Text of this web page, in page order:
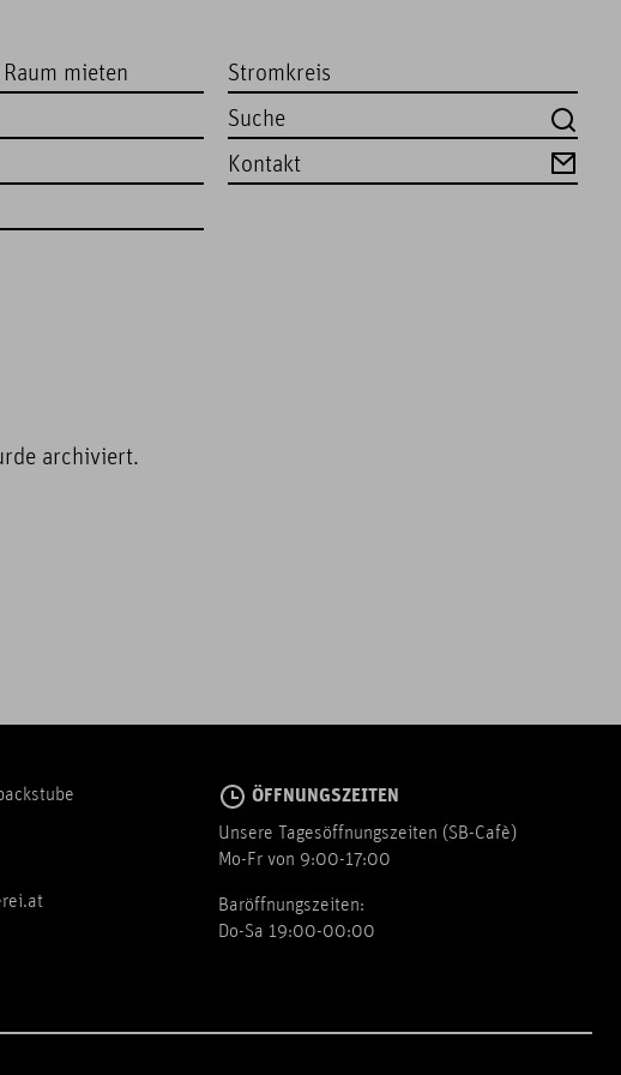
mieten Stromkreis
Kontakt
archiviert.
ÖFFNUNGSZEITEN
Unsere Tagesöffnungszeiten (SB-Cafè)
Mo-Fr von 9:00-17:00
Baröffnungszeiten:
Do-Sa 19:00-00:00